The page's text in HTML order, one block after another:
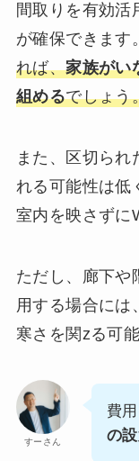
間取りを有効活
が確保できます
れば、家族がい
組めるでしょう
また、区切られ
れる可能性は低
室内を映さずに
ただし、廊下や
用する場合には
寒さを関zる可
すーさん
費
の